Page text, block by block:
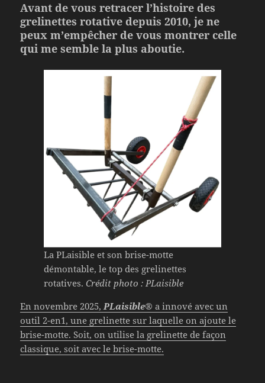
Avant de vous retracer l’histoire des
grelinettes rotative depuis 2010, je ne
peux m’empêcher de vous montrer celle
qui me semble la plus aboutie.
La PLaisible et son brise-motte
démontable, le top des grelinettes
rotatives.Crédit photo : PLaisible
En novembre 2025,PLaisible® a innové avec un
outil 2-en1, une grelinette sur laquelle on ajoute le
brise-motte. Soit, on utilise la grelinette de façon
classique, soit avec le brise-motte.